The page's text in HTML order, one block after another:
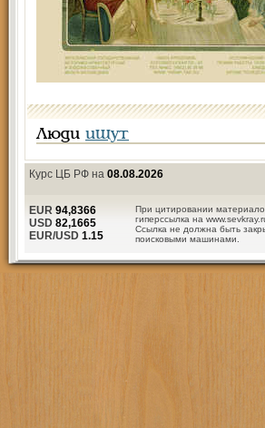
Люди ищут
Курс ЦБ РФ на 08.08.2026
При цитировании
гиперссылка на
Ссылка не должна быть
поисковыми машинами.
EUR 94,8366
USD 82,1665
EUR/USD 1.15